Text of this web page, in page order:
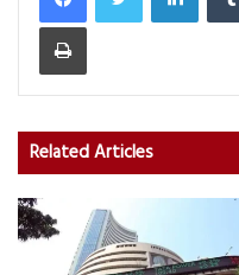
Print
Related Articles